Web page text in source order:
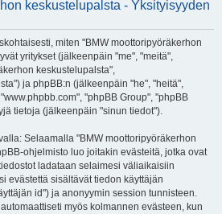
i
keskustelupalsta - Yksityisyyden
miten "BMW moottoripyöräkerhon
yritykset (jälkeenpäin "me", "meitä",
keskustelupalsta",
ja phpBB:n (jälkeenpäin "he", "heitä",
"phpBB Group", "phpBB
tietoja (jälkeenpäin "sinun tiedot").
Selaamalla "BMW moottoripyöräkerhon
ohjelmisto luo joitakin evästeitä, jotka ovat
ladataan selaimesi väliaikaisiin
evästettä sisältävät tiedon käyttäjän
id") ja anonyymin session tunnisteen.
myös kolmannen evästeen, kun